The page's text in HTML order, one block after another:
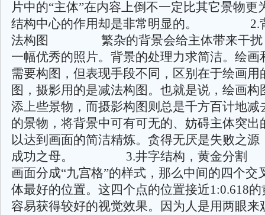
片中的“主体”在内容上倒不一定比其它景物更
结构中心的作用却是非常明显的。 2.
法构图 繁杂的背景会给主体带来干扰
一幅优秀的照片。背景的处理力求简洁。绘画
需要构图，但表现手段不同，区别在于绘画用
图，摄影用的是减法构图。也就是说，绘画构
添上些景物，而摄影构图则总是千方百计地减
的景物，将背景中可有可无的、妨碍主体突出
以达到画面的简洁精炼。贪得无厌是失败之源
成功之母。 3.井字结构，黄金
画面分成“九宫格”的样式，那么中间的四个交
体最好的位置。这四个点的位置接近1:0.618
容易获得较好的视觉效果。因为人是用两眼来